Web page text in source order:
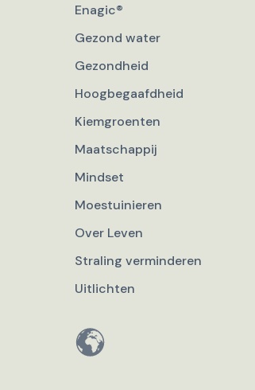
Enagic®
Gezond water
Gezondheid
Hoogbegaafdheid
Kiemgroenten
Maatschappij
Mindset
Moestuinieren
Over Leven
Straling verminderen
Uitlichten